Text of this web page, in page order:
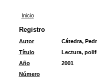
Inicio
Registro
Autor
Cátedra,
Título
Lectura,
Año
2001
Número